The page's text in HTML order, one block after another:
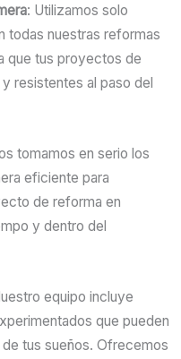
: Utilizamos solo
todas nuestras reformas
que tus proyectos de
resistentes al paso del
tomamos en serio los
eficiente para
de reforma en
y dentro del
equipo incluye
que pueden
tus sueños. Ofrecemos